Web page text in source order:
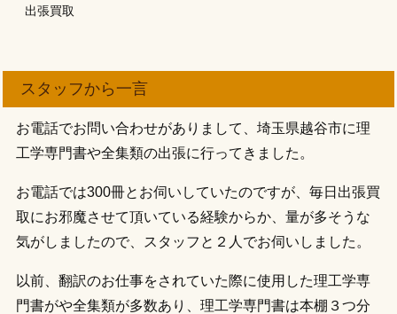
出張買取
スタッフから一言
お電話でお問い合わせがありまして、埼玉県越谷市に理
工学専門書や全集類の出張に行ってきました。
お電話では300冊とお伺いしていたのですが、毎日出張買
取にお邪魔させて頂いている経験からか、量が多そうな
気がしましたので、スタッフと２人でお伺いしました。
以前、翻訳のお仕事をされていた際に使用した理工学専
門書がや全集類が多数あり、理工学専門書は本棚３つ分